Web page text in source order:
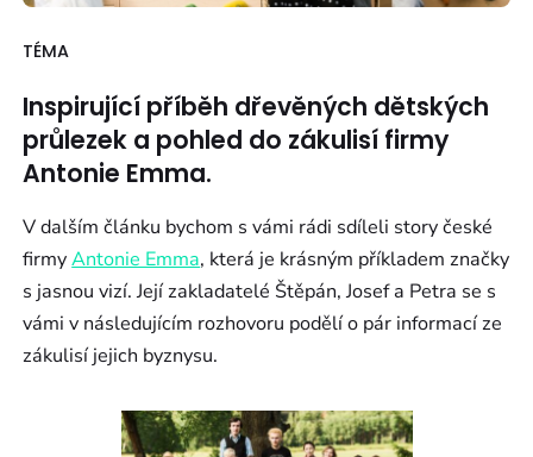
TÉMA
Inspirující příběh dřevěných dětských
průlezek a pohled do zákulisí firmy
Antonie Emma.
V dalším článku bychom s vámi rádi sdíleli story české
firmyAntonie Emma, která je krásným příkladem značky
s jasnou vizí. Její zakladatelé Štěpán, Josef a Petra se s
vámi v následujícím rozhovoru podělí o pár informací ze
zákulisí jejich byznysu.